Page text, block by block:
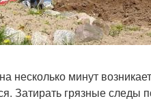
несколько минут
Затирать грязные